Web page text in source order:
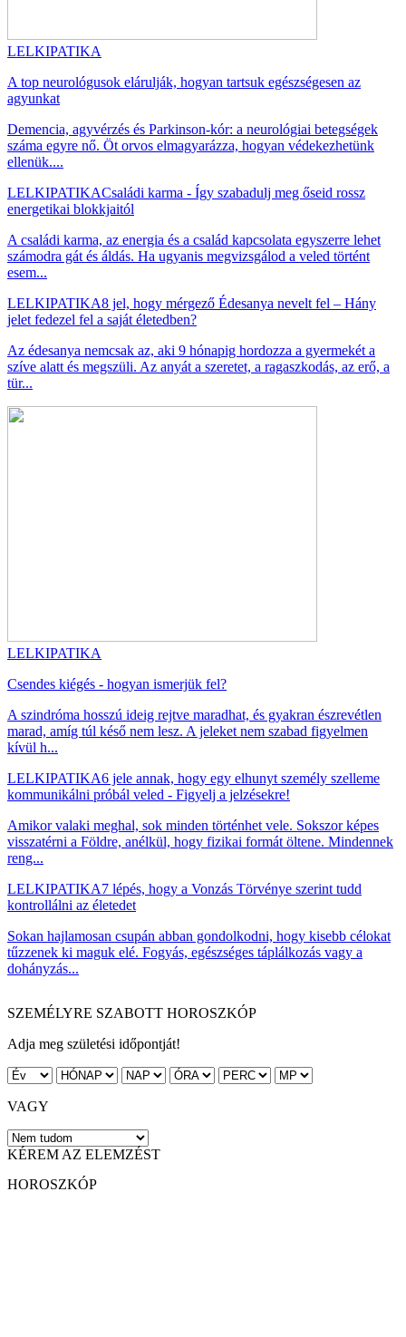
LELKIPATIKA
A top neurológusok elárulják, hogyan tartsuk egészségesen az
agyunkat
Demencia, agyvérzés és Parkinson-kór: a neurológiai betegségek
száma egyre nő. Öt orvos elmagyarázza, hogyan védekezhetünk
ellenük....
LELKIPATIKACsaládi karma - Így szabadulj meg őseid rossz
energetikai blokkjaitól
A családi karma, az energia és a család kapcsolata egyszerre lehet
számodra gát és áldás. Ha ugyanis megvizsgálod a veled történt
esem...
LELKIPATIKA8 jel, hogy mérgező Édesanya nevelt fel – Hány
jelet fedezel fel a saját életedben?
Az édesanya nemcsak az, aki 9 hónapig hordozza a gyermekét a
szíve alatt és megszüli. Az anyát a szeretet, a ragaszkodás, az erő, a
tür...
LELKIPATIKA
Csendes kiégés - hogyan ismerjük fel?
A szindróma hosszú ideig rejtve maradhat, és gyakran észrevétlen
marad, amíg túl késő nem lesz. A jeleket nem szabad figyelmen
kívül h...
LELKIPATIKA6 jele annak, hogy egy elhunyt személy szelleme
kommunikálni próbál veled - Figyelj a jelzésekre!
Amikor valaki meghal, sok minden történhet vele. Sokszor képes
visszatérni a Földre, anélkül, hogy fizikai formát öltene. Mindennek
reng...
LELKIPATIKA7 lépés, hogy a Vonzás Törvénye szerint tudd
kontrollálni az életedet
Sokan hajlamosan csupán abban gondolkodni, hogy kisebb célokat
tűzzenek ki maguk elé. Fogyás, egészséges táplálkozás vagy a
dohányzás...
SZEMÉLYRE SZABOTT HOROSZKÓP
Adja meg születési időpontját!
VAGY
KÉREM AZ ELEMZÉST
HOROSZKÓP